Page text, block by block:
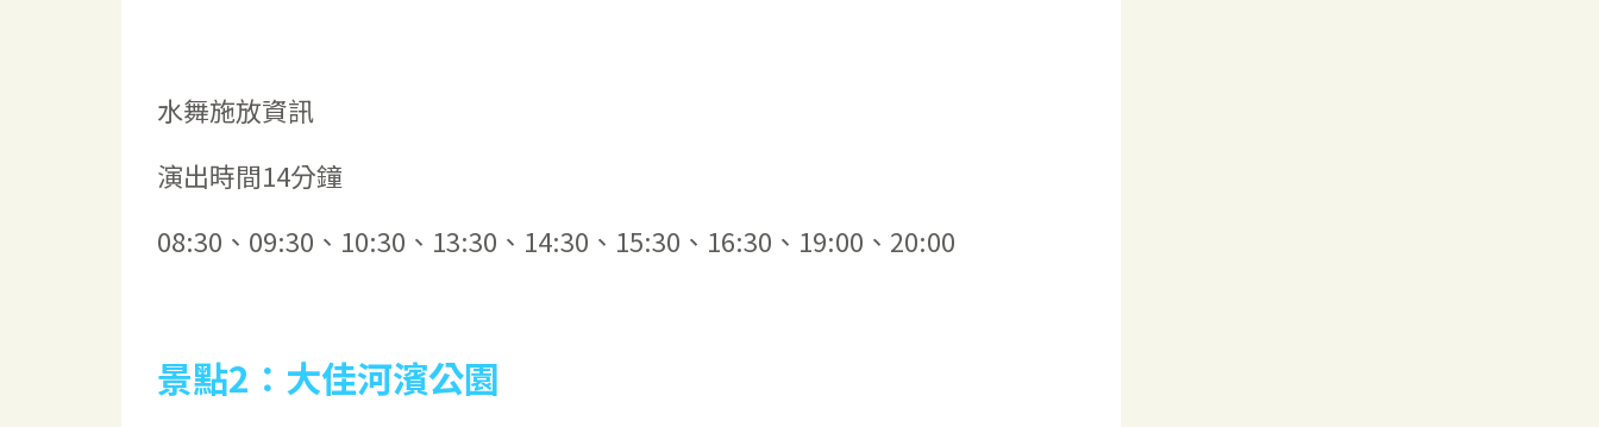
水舞施放資訊
演出時間14分鐘
08:30、09:30、10:30、13:30、14:30、15:30、16:30、19:00、20:00
景點2 ：大佳河濱公園